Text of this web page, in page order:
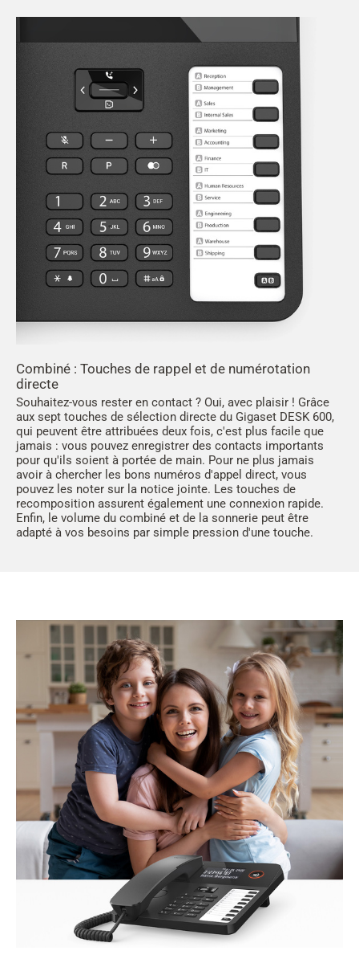
Combiné : Touches de rappel et de numérotation
directe
Souhaitez-vous rester en contact ? Oui, avec plaisir ! Grâce
aux sept touches de sélection directe du Gigaset DESK 600,
qui peuvent être attribuées deux fois, c'est plus facile que
jamais : vous pouvez enregistrer des contacts importants
pour qu'ils soient à portée de main. Pour ne plus jamais
avoir à chercher les bons numéros d'appel direct, vous
pouvez les noter sur la notice jointe. Les touches de
recomposition assurent également une connexion rapide.
Enfin, le volume du combiné et de la sonnerie peut être
adapté à vos besoins par simple pression d'une touche.